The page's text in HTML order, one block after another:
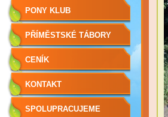
PONY KLUB
PŘÍMĚSTSKÉ TÁBORY
CENÍK
KONTAKT
SPOLUPRACUJEME